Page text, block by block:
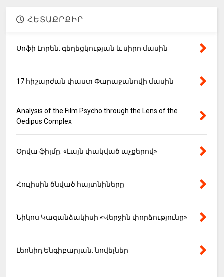
ՀԵՏԱՔՐՔԻՐ
Սոֆի Լորեն. գեղեցկության և սիրո մասին
17 հիշարժան փաստ Փարաջանովի մասին
Analysis of the Film Psycho through the Lens of the
Oedipus Complex
Օրվա ֆիլմը. «Լայն փակված աչքերով»
Հուլիսին ծնված հայտնիները
Նիկոս Կազանձակիսի «Վերջին փորձությունը»
Լեոնիդ Ենգիբարյան. նովելներ